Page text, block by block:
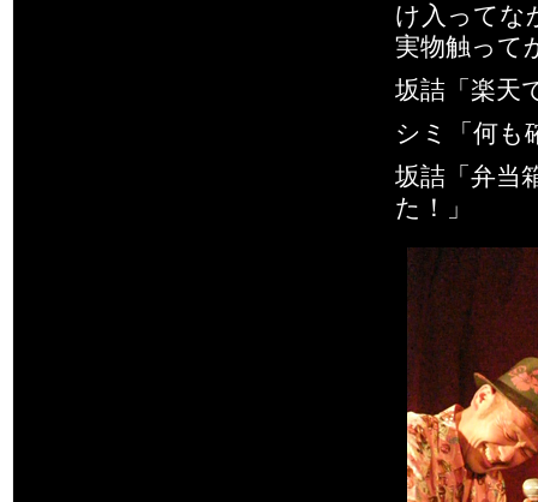
け入ってな
実物触って
坂詰「楽天
シミ「何も
坂詰「弁当
た！」